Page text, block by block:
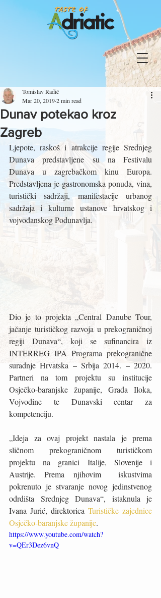
Dunav potekao kroz
Zagreb
Tomislav Radić
Mar 20, 20192 min read
Ljepote, raskoš i atrakcije regije Srednjeg
Dunava predstavljene su na Festivalu
Dunava u zagrebačkom kinu Europa.
Predstavljena je gastronomska ponuda, vina,
turistički sadržaji, manifestacije urbanog
sadržaja i kulturne ustanove hrvatskog i
vojvođanskog Podunavlja.
Dio je to projekta „Central Danube Tour,
jačanje turističkog razvoja u prekograničnoj
regiji Dunava“, koji se sufinancira iz
INTERREG IPA Programa prekogranične
suradnje Hrvatska – Srbija 2014. – 2020.
Partneri na tom projektu su institucije
Osječko-baranjske županije, Grada Iloka,
Vojvodine te Dunavski centar za
kompetenciju.
„Ideja za ovaj projekt nastala je prema
sličnom prekograničnom turističkom
projektu na granici Italije, Slovenije i
Austrije. Prema njihovim  iskustvima
pokrenuto je stvaranje novog jedinstvenog
odrdišta Srednjeg Dunava“, istaknula je
Ivana Jurić, direktorica Turističke zajednice
Osječko-baranjske županije.
https://www.youtube.com/watch?
v=QEr3Dez6vnQ